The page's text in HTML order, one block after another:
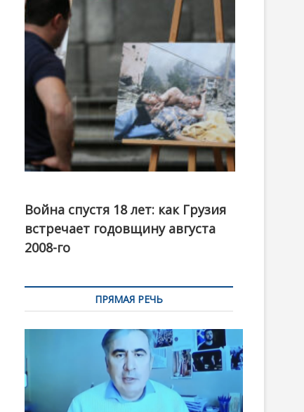
o
n
канал
Война спустя 18 лет: как Грузия
встречает годовщину августа
2008-го
ПРЯМАЯ РЕЧЬ